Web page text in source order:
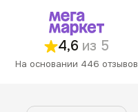
4,6 из 5
На основании 446 отзывов